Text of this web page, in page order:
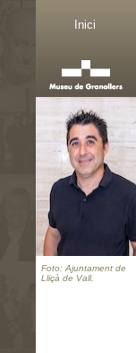
Inici
Foto: Ajuntament de
Lliçà de Vall.